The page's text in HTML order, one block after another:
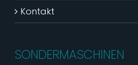
Kontakt
SONDERMASCHINEN